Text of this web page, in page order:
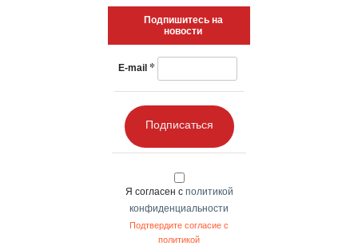
Подпишитесь на
новости
E-mail *
Подписаться
Я согласен с политикой
конфиденциальности
Подтвердите согласие с
политикой